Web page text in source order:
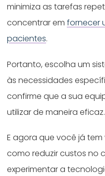
minimiza as tarefas
concentrar emfornecer
pacientes.
Portanto, escolha um
às necessidades
confirme que a sua
utilizar de maneira eficaz.
E agora que você já
como reduzir custos no
experimentar a